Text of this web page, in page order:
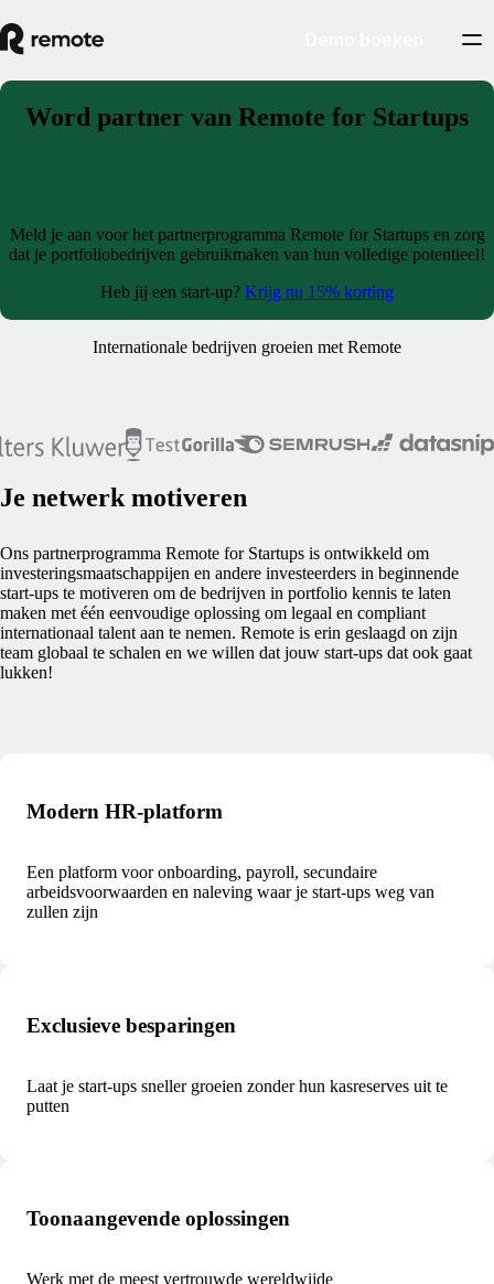
Word partner van Remote for Startups
Meld je aan voor het partnerprogramma Remote for Startups en zorg
dat je portfoliobedrijven gebruikmaken van hun volledige potentieel!
Heb jij een start-up? Krijg nu 15% korting
Internationale bedrijven groeien met Remote
Je netwerk motiveren
Ons partnerprogramma Remote for Startups is ontwikkeld om
investeringsmaatschappijen en andere investeerders in beginnende
start-ups te motiveren om de bedrijven in portfolio kennis te laten
maken met één eenvoudige oplossing om legaal en compliant
internationaal talent aan te nemen. Remote is erin geslaagd on zijn
team globaal te schalen en we willen dat jouw start-ups dat ook gaat
lukken!
Modern HR-platform
Een platform voor onboarding, payroll, secundaire
arbeidsvoorwaarden en naleving waar je start-ups weg van
zullen zijn
Exclusieve besparingen
Laat je start-ups sneller groeien zonder hun kasreserves uit te
putten
Toonaangevende oplossingen
Werk met de meest vertrouwde wereldwijde